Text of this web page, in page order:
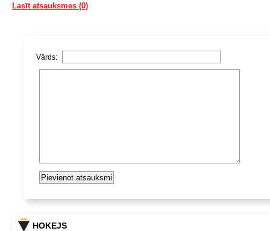
Lasīt atsauksmes (0)
Vārds:
HOKEJS